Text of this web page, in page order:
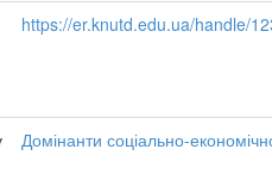
https://er.knutd.edu.ua/handle/
Домінанти соціально-